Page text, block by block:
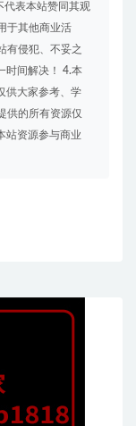
代表本站赞同其观
于其他商业活
有侵犯、不妥之
时间解决！ 4.本
供大家参考、学
供的所有资源仅
站资源参与商业